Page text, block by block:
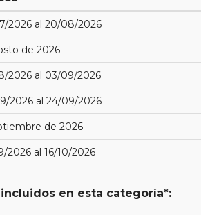
2026 al 20/08/2026
de 2026
2026 al 03/09/2026
2026 al 24/09/2026
de 2026
2026 al 16/10/2026
en esta categoría*: